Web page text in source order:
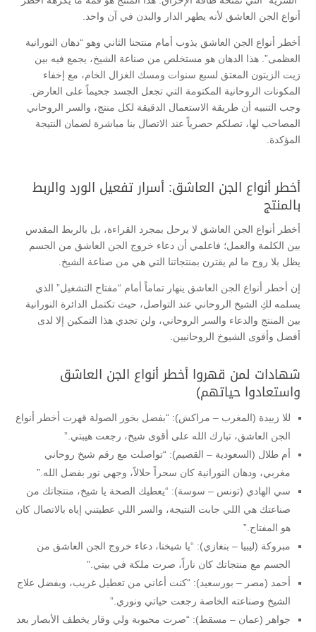
أنواع الجن العاشق لأنه يطهر الدار والبدن في آن واحد.
أخطر أنواع الجن العاشق يذوب أمام منتجنا الثاني وهو “دهان النورانية
العظمى”. هذا الدهان هو مستخلص من صناعة الشيخ، يجمع فيه بين
زيت الزيتون المعتق لسبع سنوات ومسك الغزال الخام، مع إخفاء
المكونات الروحانية المكتومة التي تجعل الجسد جحيماً على العارض.
وجب التنبيه أن طريقة الاستعمال الدقيقة لكل منتج، والسر الروحاني
المصاحب لها، تصلكم حصرياً عند الاتصال بنا مباشرة لضمان النتيجة
المؤكدة.
أخطر أنواع الجن العاشق: أسرار تفعيل الورد والربط
بالمنتج
أخطر أنواع الجن العاشق لا يرحل بمجرد القراءة، بل بالربط المقدس
بين الكلمة والعمل؛ فاعلمي أن دعاء خروج الجن العاشق من الجسم
يظل بلا روح ما لم يقترن بمنتجاتنا التي هي من صناعة الشيخ.
إن أخطر أنواع الجن العاشق ينهار تماماً أمام “مفتاح التشغيل” الذي
يسلمه لكِ الشيخ الروحاني عند التواصل، حيث تكتمل الدائرة النورانية
بين المنتج والدعاء والسر الروحاني، ولن تجدي هذا التمكين إلا لدى
أفضل وأقوى الشيوخ الروحانيين.
شهادات لمن قهروا أخطر أنواع الجن العاشق
واستعادوا حياتهم)
للا زبيدة (المغرب – مراكش): “بفضل بخور الصولة قهرت أخطر أنواع
الجن العاشق، تبارك الله على أقوى شيخ، رجعت هيبتي.”
أم طلال (السعودية – القصيم): “تواصلت مع رقم شيخ روحاني
مغربي، ودهان النورانية كان سحراً حلالاً، وجهي نور بفضل الله.”
سي الهادي (تونس – سوسة): “يعطيك الصحة يا شيخ، منتجاتك من
صناعتك هي اللي جابت النتيجة، والسر اللي عطيتني إياه بالاتصال كان
هو المفتاح.”
مبروكة (ليبيا – بنغازي): “يا شيخنا، دعاء خروج الجن العاشق من
الجسم مع منتجاتك كان ناراً، صرت ملكة في بيتي.”
أحمد (مصر – بورسعيد): “كنت أعاني من تعطيل غريب، وبفضل علاج
الشيخ وصناعته الخاصة رجعت حياتي ونوري.”
جواهر (عمان – مسقط): “صرت محبوبة ولي وقار يخطف الأبصار بعد